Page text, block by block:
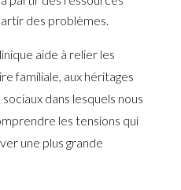
des problèmes.
aide à relier les
familiale, aux héritages
dans lesquels nous
les tensions qui
une plus grande